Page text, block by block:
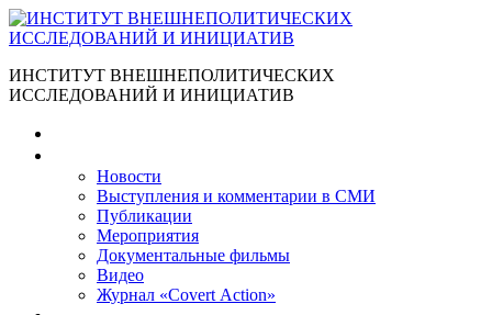
ИНСТИТУТ ВНЕШНЕПОЛИТИЧЕСКИХ
ИССЛЕДОВАНИЙ И ИНИЦИАТИВ
Новости
Выступления и коммента­рии в СМИ
Публикации
Мероприятия
Документальные фильмы
Видео
Журнал «Covert Action»